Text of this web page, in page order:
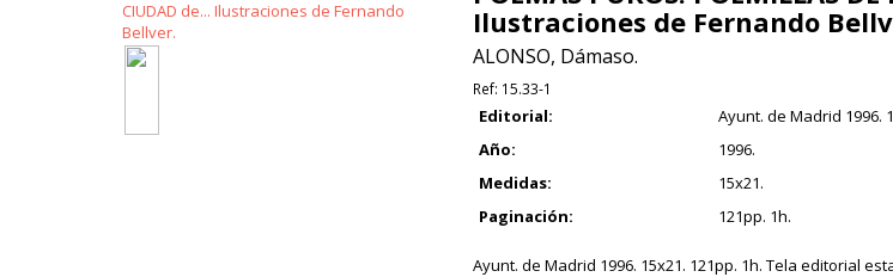
Ilustraciones de Fernando
ALONSO, Dámaso.
Ref: 15.33-1
Editorial:
Ayunt. de Madrid 1996.
Año:
1996.
Medidas:
15x21.
Paginación:
121pp. 1h.
Ayunt. de Madrid 1996. 15x21. 121pp. 1h. Tela editorial